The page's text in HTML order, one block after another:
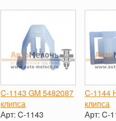
C-1143 GM 5482087
клипса
Арт: C-1143
C-1144
клипса
Арт: C-